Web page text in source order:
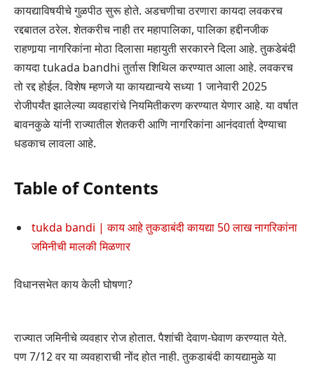
कायद्याविषयीचे गुळपीठ सुरू होते. अडचणीचा ठरणारा कायदा लवकरच
रद्दबातल ठरेल. शेतकरीच नाही तर महापालिका, पालिका हद्दीनजीक
राहणार्‍या नागरिकांना मोठा दिलासा महायुती सरकारने दिला आहे. तुकडेबंदी
कायदा tukada bandhi तुर्तास शिथिल करण्यात आला आहे. लवकरच
तो रद्द होईल. विशेष म्हणजे या कायद्यान्वये सध्या 1 जानेवारी 2025
रोजीपर्यंत झालेल्या व्यवहारांचे नियमितीकरण करण्यात येणार आहे. या वर्षात
बावनकुळे यांनी राज्यातील शेतकरी आणि नागरिकांना आनंदवार्ता देण्याचा
धडकाच लावला आहे.
Table of Contents
tukda bandi | काय आहे तुकडाबंदी कायद्या 50 लाख नागरिकांना
जमिनीची मालकी मिळणार
विधानसभेत काय केली घोषणा?
राज्यात जमिनीचे व्यवहार रोज होतात. पैशांची देवाण-घेवाण करण्यात येते.
पण 7/12 वर या व्यवहाराची नोंद होत नाही. तुकडाबंदी कायद्यामुळे या